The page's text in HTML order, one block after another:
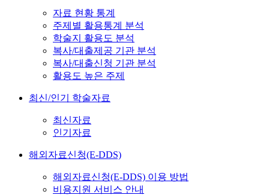
자료 현황 통계
주제별 활용통계 분석
학술지 활용도 분석
복사/대출제공 기관 분석
복사/대출신청 기관 분석
활용도 높은 주제
최신/인기 학술자료
최신자료
인기자료
해외자료신청(E-DDS)
해외자료신청(E-DDS) 이용 방법
비용지원 서비스 안내